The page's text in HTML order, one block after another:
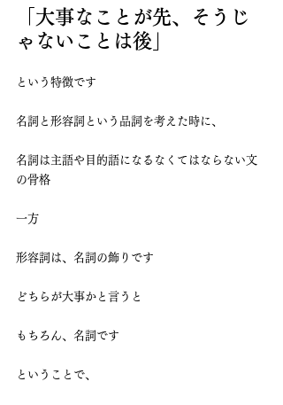
「大事なことが先、そうじ
ゃないことは後」
という特徴です
名詞と形容詞という品詞を考えた時に、
名詞は主語や目的語になるなくてはならない文
の骨格
一方
形容詞は、名詞の飾りです
どちらが大事かと言うと
もちろん、名詞です
ということで、